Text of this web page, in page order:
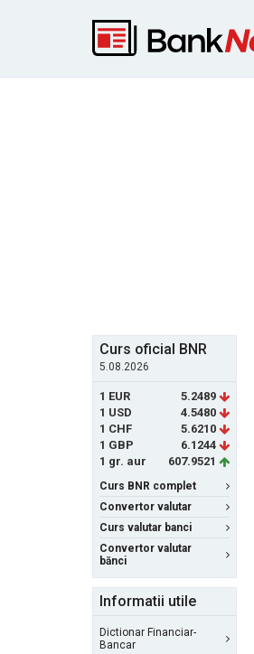
Curs oficial BNR
5.08.2026
1 EUR
5.2489
1 USD
4.5480
1 CHF
5.6210
1 GBP
6.1244
1 gr. aur
607.9521
Curs BNR complet
Convertor valutar
Curs valutar banci
Convertor valutar
bănci
Informatii utile
Dictionar Financiar-
Bancar